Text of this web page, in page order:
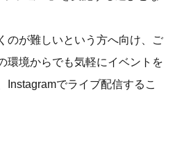
のが難しいという方へ向け、ご
環境からでも気軽にイベントを
Instagramでライブ配信するこ